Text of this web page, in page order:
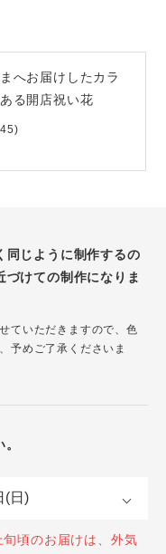
へお届けしたカラ
る開店祝い花
同じように制作するの
けての制作になりま
ていただきますので、色
予めご了承くださいま
頃のお届けは、外気